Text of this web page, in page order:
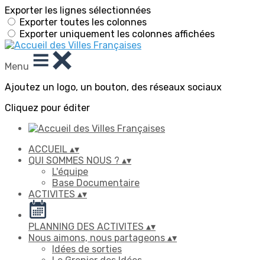
Exporter les lignes sélectionnées
Exporter toutes les colonnes
Exporter uniquement les colonnes affichées
Menu
Ajoutez un logo, un bouton, des réseaux sociaux
Cliquez pour éditer
ACCUEIL ▴▾
QUI SOMMES NOUS ? ▴▾
L'équipe
Base Documentaire
ACTIVITES ▴▾
PLANNING DES ACTIVITES ▴▾
Nous aimons, nous partageons ▴▾
Idées de sorties